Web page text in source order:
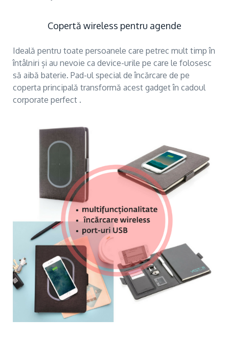
Copertă wireless pentru agende
Ideală pentru toate persoanele care petrec mult timp în
întâlniri și au nevoie ca device-urile pe care le folosesc
să aibă baterie. Pad-ul special de încărcare de pe
coperta principală transformă acest gadget în cadoul
corporate perfect .